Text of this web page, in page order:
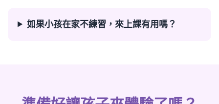
如果小孩在家不練習，來上課有用嗎？